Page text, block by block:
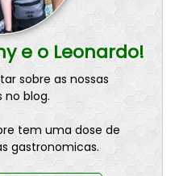
e o Leonardo!
sobre as nossas
no blog.
tem uma dose de
gastronomicas.